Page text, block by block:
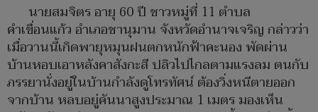
นายสมจิตร อายุ 60 ปี ชาวหมู่ที่ 11 ตำบล
คำเขื่อนแก้ว อำเภอชานุมาน จังหวัดอำนาจเจริญ กล่าวว่า
เมื่อวานนี้เกิดพายุหมุนฝนตกหนักฟ้าคะนอง พัดผ่าน
บ้านหอบเอาหลังคาสังกะสี ปลิวไปไกลตามแรงลม ตนกับ
ภรรยานั่งอยู่ในบ้านกำลังดูโทรทัศน์ ต้องวิ่งหนีตายออก
จากบ้าน หลบอยู่คันนาสูงประมาณ 1 เมตร มองเห็น